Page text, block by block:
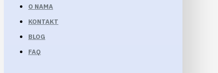
O NAMA
KONTAKT
BLOG
FAQ